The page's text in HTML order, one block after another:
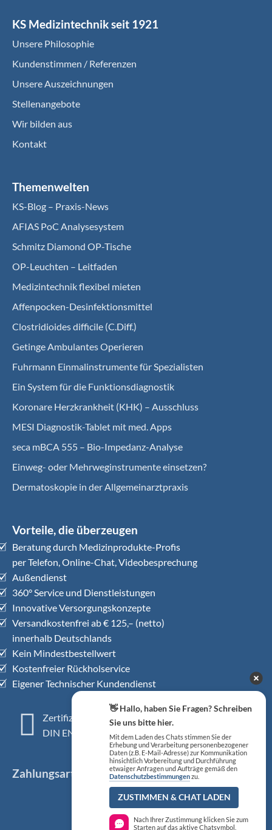
KS Medizintechnik seit 1921
Unsere Philosophie
Kundenstimmen / Referenzen
Unsere Auszeichnungen
Stellenangebote
Wir bilden aus
Kontakt
Themenwelten
KS-Blog – Praxis-News
AFIAS PoC Analysesystem
Schmitz Diamond OP-Tische
OP-Leuchten – Leitfaden
Medizintechnik flexibel mieten
Affenpocken-Desinfektionsmittel
Clostridioides difficile (C.Diff.)
Getinge Ambulantes Operieren
Fuhrmann Einmalinstrumente für Spezialisten
Ein System für die Funktionsdiagnostik
Koro­nare Herz­krank­heit (KHK) – Ausschluss
MESI Diagnostik-Tablet mit med. Apps
seca mBCA 555 – Bio-Impedanz-Analyse
Einweg- oder Mehrweginstrumente einsetzen?
Dermatoskopie in der Allgemeinarztpraxis
Vorteile, die überzeugen
Beratung durch Medizinprodukte-Profis
per Telefon, Online-Chat, Videobesprechung
Außendienst
360° Service und Dienstleistungen
Innovative Versorgungskonzepte
Versandkostenfrei ab € 125,– (netto)
innerhalb Deutschlands
Kein Mindestbestellwert
Kostenfreier Rückholservice
Eigener Technischer Kundendienst
Zertifiziertes QM-System
DIN EN ISO 13485
Zahlungsarten
👋 Hallo, haben Sie Fragen? Schreiben
Sie uns bitte hier.
Mit dem Laden des Chats stimmen Sie der
Erhebung und Verarbeitung personenbezogener
Daten (z.B. E-Mail-Adresse) zur Kommunikation
hinsichtlich Vorbereitung und Durchführung
etwaiger Anfragen und Aufträge gemäß den
Datenschutzbestimmungenzu.
ZUSTIMMEN & CHAT LADEN
Nach Ihrer Zustimmung klicken Sie zum
Starten auf das aktive Chatsymbol.